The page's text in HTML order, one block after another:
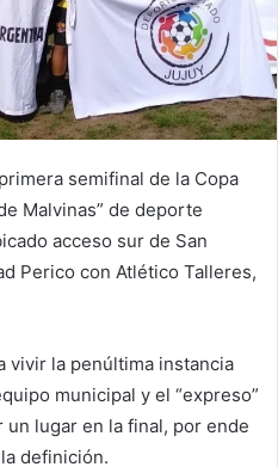
semifinal de la Copa
Malvinas” de deporte
acceso sur de San
Perico con Atlético Talleres,
vivir la penúltima instancia
municipal y el “expreso”
lugar en la final, por ende
definición.